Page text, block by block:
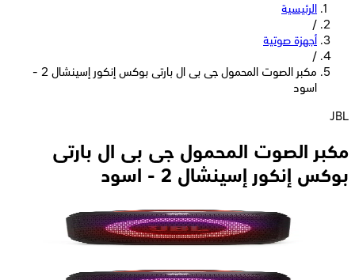
الرئيسية
/
أجهزة صوتية
/
مكبر الصوت المحمول جى بى ال بارتى بوكس إنكور إسينشال 2 -
اسود
JBL
مكبر الصوت المحمول جى بى ال بارتى
بوكس إنكور إسينشال 2 - اسود